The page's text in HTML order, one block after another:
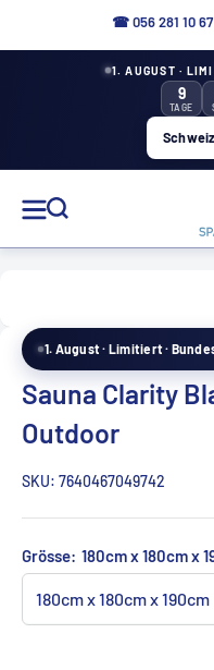
☎056 281 10 67
1. AUGUST ·
9
TAGE
1. August · Limitiert ·
Sauna Clarity
Outdoor
SKU: 7640467049742
Grösse: 180cm x 180cm x